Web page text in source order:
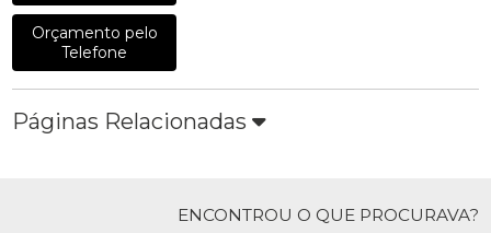
Orçamento pelo
Telefone
Páginas Relacionadas
ENCONTROU O QUE PROCURAVA?